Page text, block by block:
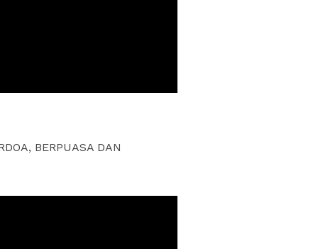
BERPUASA DAN